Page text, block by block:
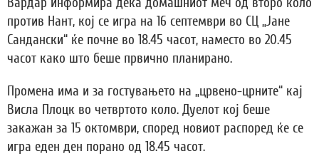
Вардар информира дека домашниот меч од второ коло
против Нант, кој се игра на 16 септември во СЦ „Јане
Сандански“ ќе почне во 18.45 часот, наместо во 20.45
часот како што беше првично планирано.
Промена има и за гостувањето на „црвено-црните“ кај
Висла Плоцк во четвртото коло. Дуелот кој беше
закажан за 15 октомври, според новиот распоред ќе се
игра еден ден порано од 18.45 часот.